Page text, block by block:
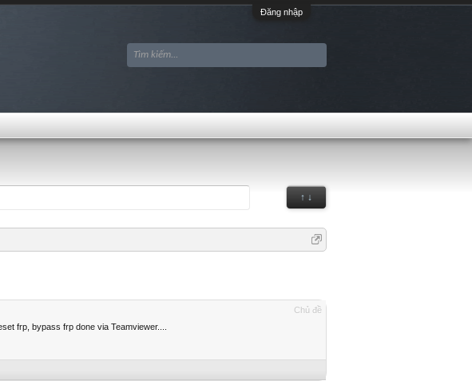
Đăng nhập
↑ ↓
Chủ đề
frp, bypass frp done via Teamviewer....